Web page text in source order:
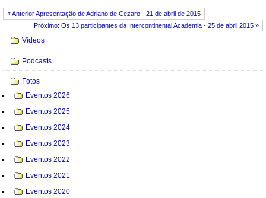
« Anterior Apresentação de Adriano de Cezaro - 21 de abril de 2015
Próximo: Os 13 participantes da Intercontinental Academia - 25 de abril 2015 »
Navegação
Vídeos
Podcasts
Fotos
Eventos 2026
Eventos 2025
Eventos 2024
Eventos 2023
Eventos 2022
Eventos 2021
Eventos 2020